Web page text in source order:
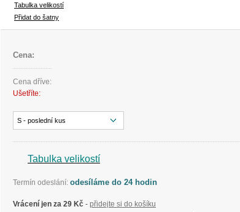
Tabulka velikostí
Přidat do šatny
Cena:
Cena dříve:
Ušetříte:
S - poslední kus
Tabulka velikostí
Termín odeslání: odesíláme do 24 hodin
Vrácení jen za 29 Kč - přidejte si do košíku